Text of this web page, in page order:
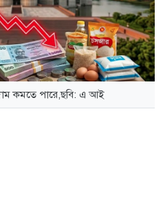
কমতে পারে,ছবি: এ আই